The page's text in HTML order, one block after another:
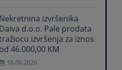
Nekretnina izvršenika
Daiva d.o.o. Pale prodata
izvršenja za iznos
od 46.000,00 KM
18.06.2026.